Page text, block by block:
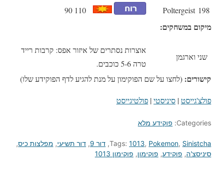
198
Poltergeist
110
90
מיקום במשחקים:
שני וארגמן
אוצרות נסתרים של איזור אפס: קרבות רייד
טרה 5-6 כוכבים.
קישורים: (לחצו על שם הפוקימון על מנת להגיע לדף הפוקידע שלו)
פולצ'גייסט| סיניסטי| פולטיגייסט
Categories: פוקידע מלא
Tags: 1013, Pokemon, Sinistcha
, דור 9 , דור תשיעי, מפלצות כיס,
סיניסצ'ה, פוקידע, פוקימון, פוקימון 1013